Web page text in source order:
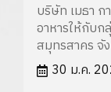
บริษัท เมธา ก
อาหารให้กับก
สมุทรสาคร จั
30 ม.ค.